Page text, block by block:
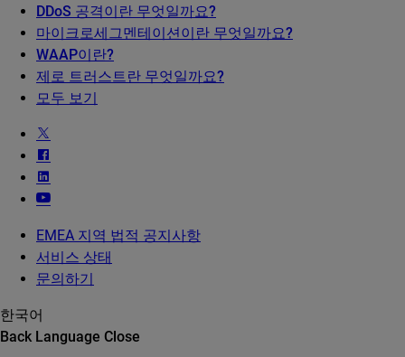
DDoS 공격이란 무엇일까요?
마이크로세그멘테이션이란 무엇일까요?
WAAP이란?
제로 트러스트란 무엇일까요?
모두 보기
EMEA 지역 법적 공지사항
서비스 상태
문의하기
한국어
Back Language Close